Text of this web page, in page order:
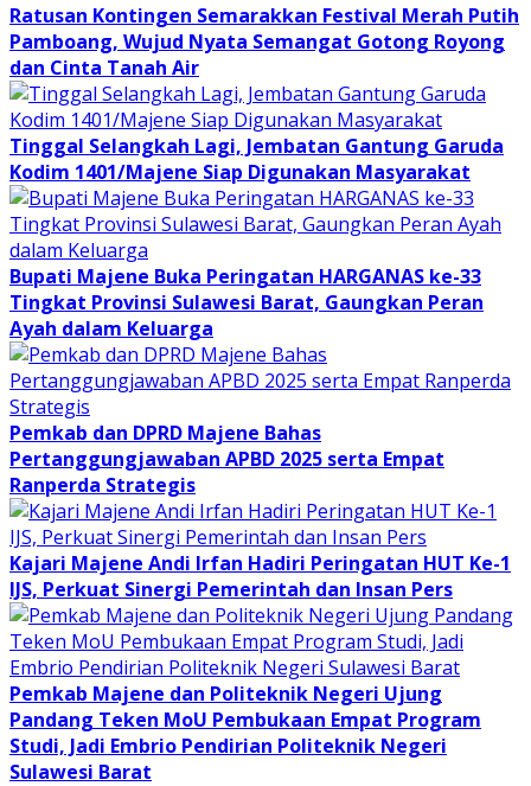
Ratusan Kontingen Semarakkan Festival Merah Putih
Pamboang, Wujud Nyata Semangat Gotong Royong
dan Cinta Tanah Air
Tinggal Selangkah Lagi, Jembatan Gantung Garuda
Kodim 1401/Majene Siap Digunakan Masyarakat
Bupati Majene Buka Peringatan HARGANAS ke-33
Tingkat Provinsi Sulawesi Barat, Gaungkan Peran
Ayah dalam Keluarga
Pemkab dan DPRD Majene Bahas
Pertanggungjawaban APBD 2025 serta Empat
Ranperda Strategis
Kajari Majene Andi Irfan Hadiri Peringatan HUT Ke-1
IJS, Perkuat Sinergi Pemerintah dan Insan Pers
Pemkab Majene dan Politeknik Negeri Ujung
Pandang Teken MoU Pembukaan Empat Program
Studi, Jadi Embrio Pendirian Politeknik Negeri
Sulawesi Barat